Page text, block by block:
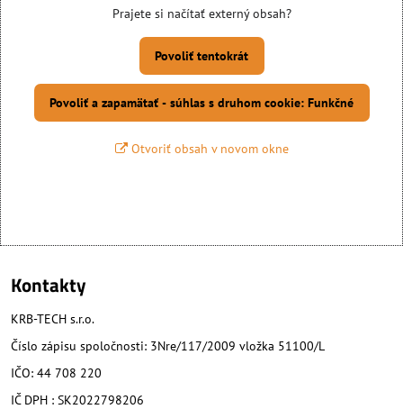
Prajete si načítať externý obsah?
Povoliť tentokrát
Povoliť a zapamätať - súhlas s druhom cookie: Funkčné
Otvoriť obsah v novom okne
Kontakty
KRB-TECH s.r.o.
Číslo zápisu spoločnosti: 3Nre/117/2009 vložka 51100/L
IČO: 44 708 220
IČ DPH : SK2022798206